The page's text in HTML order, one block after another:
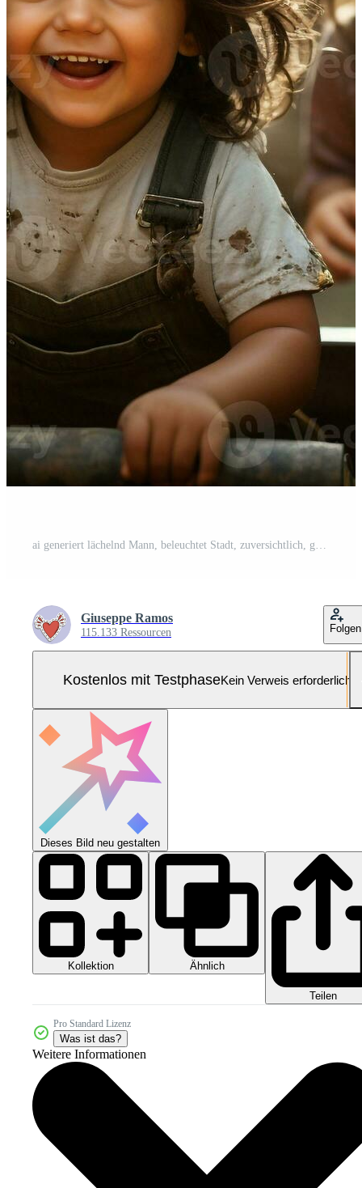
ai generiert lächelnd Mann, beleuchtet Stadt, zuversichtlich, genießen Nachtleben, suchen beim Kamera generiert durch ai Pro Foto
Giuseppe Ramos
115.133 Ressourcen Folgen
Kostenlos mit TestphaseKein Verweis erforderlich
Dieses Bild neu gestalten
Kollektion Ähnlich
Teilen
Pro Standard Lizenz
Was ist das?
Weitere Informationen